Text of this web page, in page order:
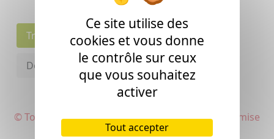
Transcription Individu(s)
Document(s) associé(s)
© Toute utilisation de cette transcription est soumise
à autorisation
Ce site utilise des
cookies et vous donne
le contrôle sur ceux
que vous souhaitez
activer
Tout accepter